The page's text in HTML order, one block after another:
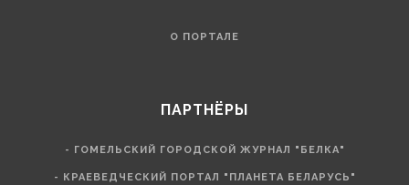
О ПОРТАЛЕ
ПАРТНЁРЫ
- ГОМЕЛЬСКИЙ ГОРОДСКОЙ ЖУРНАЛ "БЕЛКА"
- КРАЕВЕДЧЕСКИЙ ПОРТАЛ "ПЛАНЕТА БЕЛАРУСЬ"